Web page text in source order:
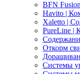
BFN Fusion
Havito |
Xaletto |
PureLine |
Откорм
Системы